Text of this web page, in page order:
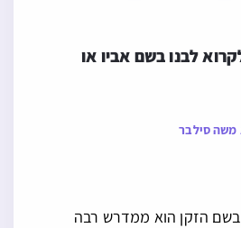
האם ראוי לאדם לקרוא לבנו בשם אביו או
משה סילבר
בשם הזקן הוא ממדרש רבה